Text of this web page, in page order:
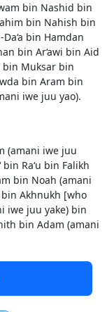
bin Nashid bin
bin Nahish bin
bin Hamdan
bin Ar‘awi bin Aid
Muksar bin
bin Aram bin
iwe juu yao).
(amani iwe juu
Ra‘u bin Falikh
bin Noah (amani
Akhnukh [who
iwe juu yake) bin
bin Adam (amani